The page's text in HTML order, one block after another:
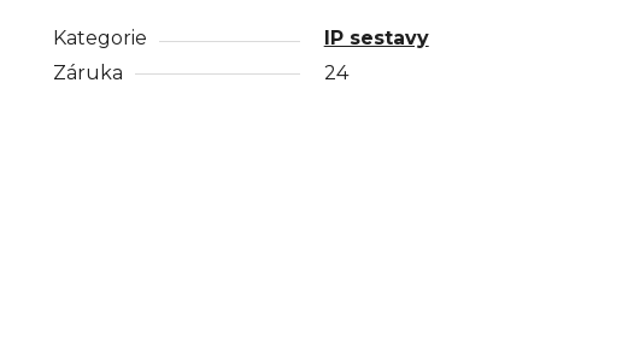
Kategorie
IP sestavy
Záruka
24